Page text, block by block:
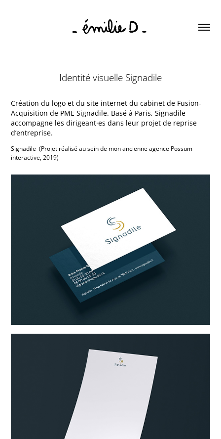
Identité visuelle Signadile
Création du logo et du site internet du cabinet de Fusion-
Acquisition de PME Signadile. Basé à Paris, Signadile
accompagne les dirigeant·es dans leur projet de reprise
d’entreprise.
Signadile  (Projet réalisé au sein de mon ancienne agence Possum
interactive, 2019)